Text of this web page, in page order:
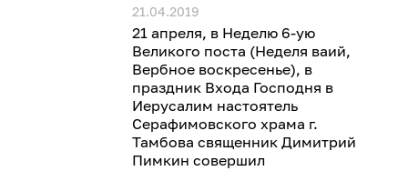
21.04.2019
21 апреля, в Неделю 6-ую
Великого поста (Неделя ваий,
Вербное воскресенье), в
праздник Входа Господня в
Иерусалим настоятель
Серафимовского храма г.
Тамбова священник Димитрий
Пимкин совершил